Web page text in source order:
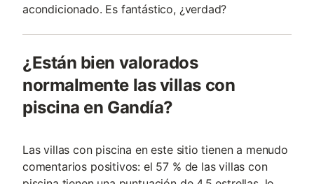
acondicionado. Es fantástico, ¿verdad?
¿Están bien valorados
normalmente las villas con
piscina en Gandía?
Las villas con piscina en este sitio tienen a menudo
comentarios positivos: el 57 % de las villas con